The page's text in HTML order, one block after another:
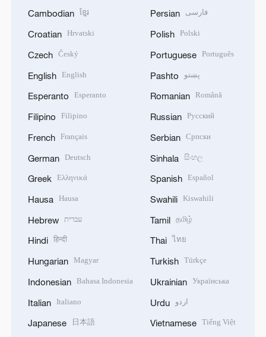
Cambodian ខ្មែរ
Croatian Hrvatski
Czech Český
English English
Esperanto Esperanto
Filipino Filipino
French Français
German Deutsch
Greek Ελληνικά
Hausa Hausa
Hebrew עברית
Hindi हिन्दी
Hungarian Magyar
Indonesian Bahasa Indonesia
Italian Italiano
Japanese
日本語
Persian فارسی
Polish Polski
Portuguese Português
Pashto پښتو
Romanian Română
Russian Русский
Serbian Српски
Sinhala සිංහල
Spanish Español
Swahili Kiswahili
Tamil தமிழ்
Thai ไทย
Turkish Türkçe
Ukrainian Українська
Urdu اردو
Vietnamese Tiếng Việt